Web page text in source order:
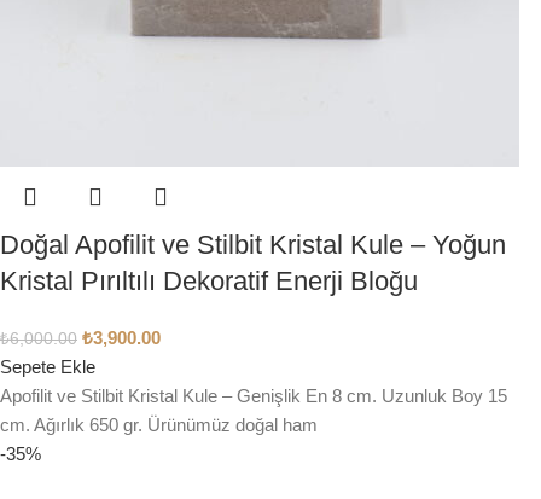
Doğal Apofilit ve Stilbit Kristal Kule – Yoğun
Kristal Pırıltılı Dekoratif Enerji Bloğu
₺6,000.00 ₺3,900.00
Sepete Ekle
Apofilit ve Stilbit Kristal Kule – Genişlik En 8 cm. Uzunluk Boy 15
cm. Ağırlık 650 gr. Ürünümüz doğal ham
-35%